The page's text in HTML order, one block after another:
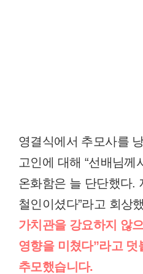
영결식에서 추모사를
고인에 대해 “선배님께
온화함은 늘 단단했다.
철인이셨다”라고 회상
가치관을 강요하지 않
영향을 미쳤다”라고 덧
추모했습니다.